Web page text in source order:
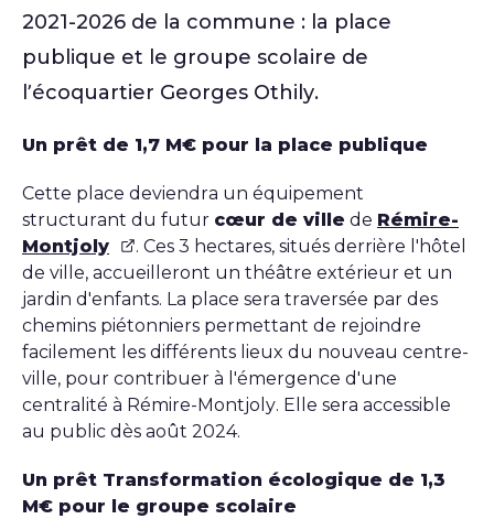
2021-2026 de la commune : la place
publique et le groupe scolaire de
l’écoquartier Georges Othily.
Un prêt de 1,7 M€ pour la place publique
Cette place deviendra un équipement
structurant du futur cœur de ville de Rémire-
Montjoly
. Ces 3 hectares, situés derrière l'hôtel
de ville, accueilleront un théâtre extérieur et un
jardin d'enfants. La place sera traversée par des
chemins piétonniers permettant de rejoindre
facilement les différents lieux du nouveau centre-
ville, pour contribuer à l'émergence d'une
centralité à Rémire-Montjoly. Elle sera accessible
au public dès août 2024.
Un prêt Transformation écologique de 1,3
M€ pour le groupe scolaire